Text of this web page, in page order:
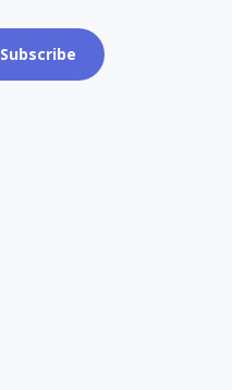
Subscribe